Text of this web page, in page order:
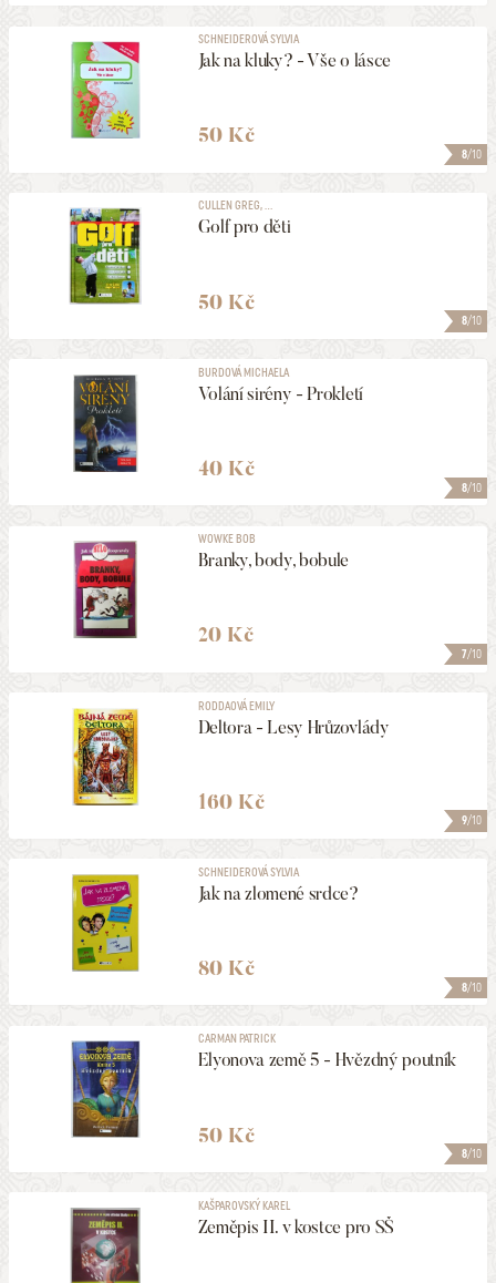
8/10
SCHNEIDEROVÁ SYLVIA
Jak na kluky? - Vše o lásce
50 Kč
8/10
CULLEN GREG, ...
Golf pro děti
50 Kč
8/10
BURDOVÁ MICHAELA
Volání sirény - Prokletí
40 Kč
7/10
WOWKE BOB
Branky, body, bobule
20 Kč
9/10
RODDAOVÁ EMILY
Deltora - Lesy Hrůzovlády
160 Kč
8/10
SCHNEIDEROVÁ SYLVIA
Jak na zlomené srdce?
80 Kč
8/10
CARMAN PATRICK
Elyonova země 5 - Hvězdný poutník
50 Kč
KAŠPAROVSKÝ KAREL
Zeměpis II. v kostce pro SŠ